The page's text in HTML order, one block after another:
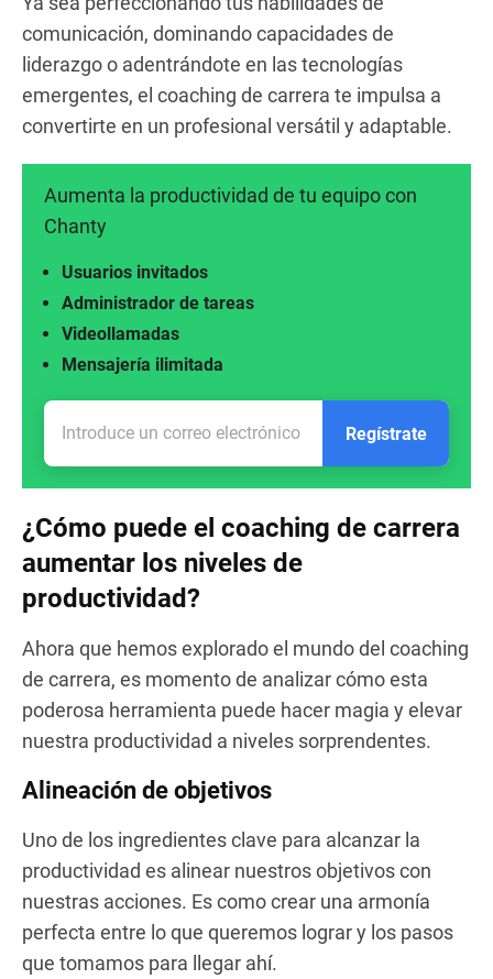
comunicación, dominando capacidades de
liderazgo o adentrándote en las tecnologías
emergentes, el coaching de carrera te impulsa a
convertirte en un profesional versátil y adaptable.
Aumenta la productividad de tu equipo con
Chanty
Mensajería ilimitada
Videollamadas
Administrador de tareas
Usuarios invitados
Regístrate
¿Cómo puede el coaching de carrera
aumentar los niveles de
productividad?
Ahora que hemos explorado el mundo del coaching
de carrera, es momento de analizar cómo esta
poderosa herramienta puede hacer magia y elevar
nuestra productividad a niveles sorprendentes.
Alineación de objetivos
Uno de los ingredientes clave para alcanzar la
productividad es alinear nuestros objetivos con
nuestras acciones. Es como crear una armonía
perfecta entre lo que queremos lograr y los pasos
que tomamos para llegar ahí.